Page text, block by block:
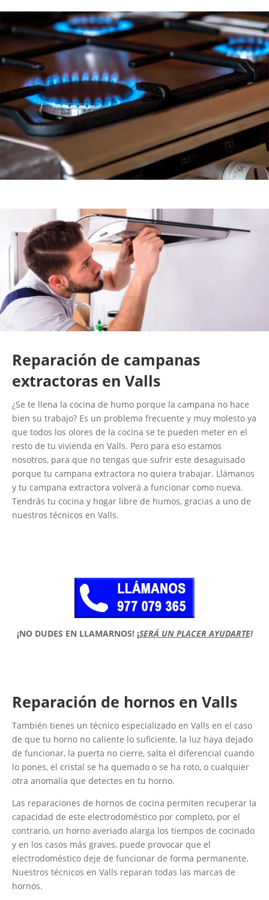
Reparación de campanas
extractoras en Valls
¿Se te llena la cocina de humo porque la campana no hace
bien su trabajo? Es un problema frecuente y muy molesto ya
que todos los olores de la cocina se te pueden meter en el
resto de tu vivienda en Valls. Pero para eso estamos
nosotros, para que no tengas que sufrir este desaguisado
porque tu campana extractora no quiera trabajar. Llámanos
y tu campana extractora volverá a funcionar como nueva.
Tendrás tu cocina y hogar libre de humos, gracias a uno de
nuestros técnicos en Valls.
¡NO DUDES EN LLAMARNOS! ¡SERÁ UN PLACER AYUDARTE!
Reparación de hornos en Valls
También tienes un técnico especializado en Valls en el caso
de que tu horno no caliente lo suficiente, la luz haya dejado
de funcionar, la puerta no cierre, salta el diferencial cuando
lo pones, el cristal se ha quemado o se ha roto, o cualquier
otra anomalía que detectes en tu horno.
Las reparaciones de hornos de cocina permiten recuperar la
capacidad de este electrodoméstico por completo, por el
contrario, un horno averiado alarga los tiempos de cocinado
y en los casos más graves, puede provocar que el
electrodoméstico deje de funcionar de forma permanente.
Nuestros técnicos en Valls reparan todas las marcas de
hornos.